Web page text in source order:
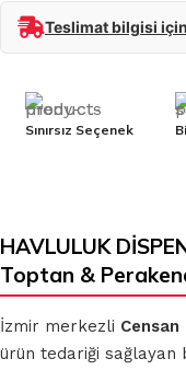
Teslimat bilgisi için
Sınırsız Seçenek
HAVLULUK
Toptan &
İzmir merkezli
ürün tedariği sağlayan